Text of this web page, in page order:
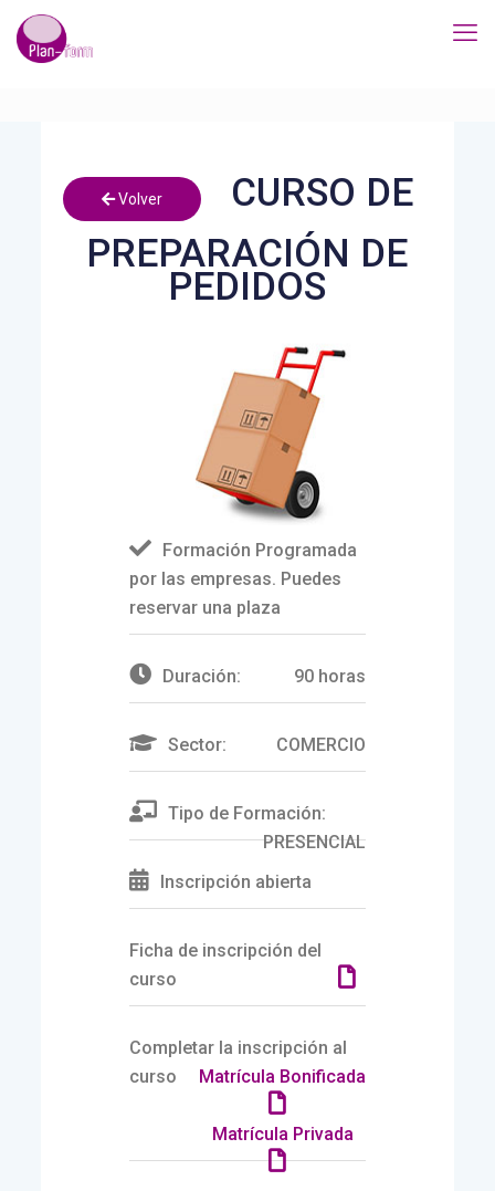
Volver
CURSO DE
PREPARACIÓN DE
PEDIDOS
Formación Programada
por las empresas. Puedes
reservar una plaza
Duración: 90 horas
Sector: COMERCIO
Tipo de Formación:
PRESENCIAL
Inscripción abierta
Ficha de inscripción del
curso
Completar la inscripción al
curso
Matrícula Bonificada
Matrícula Privada